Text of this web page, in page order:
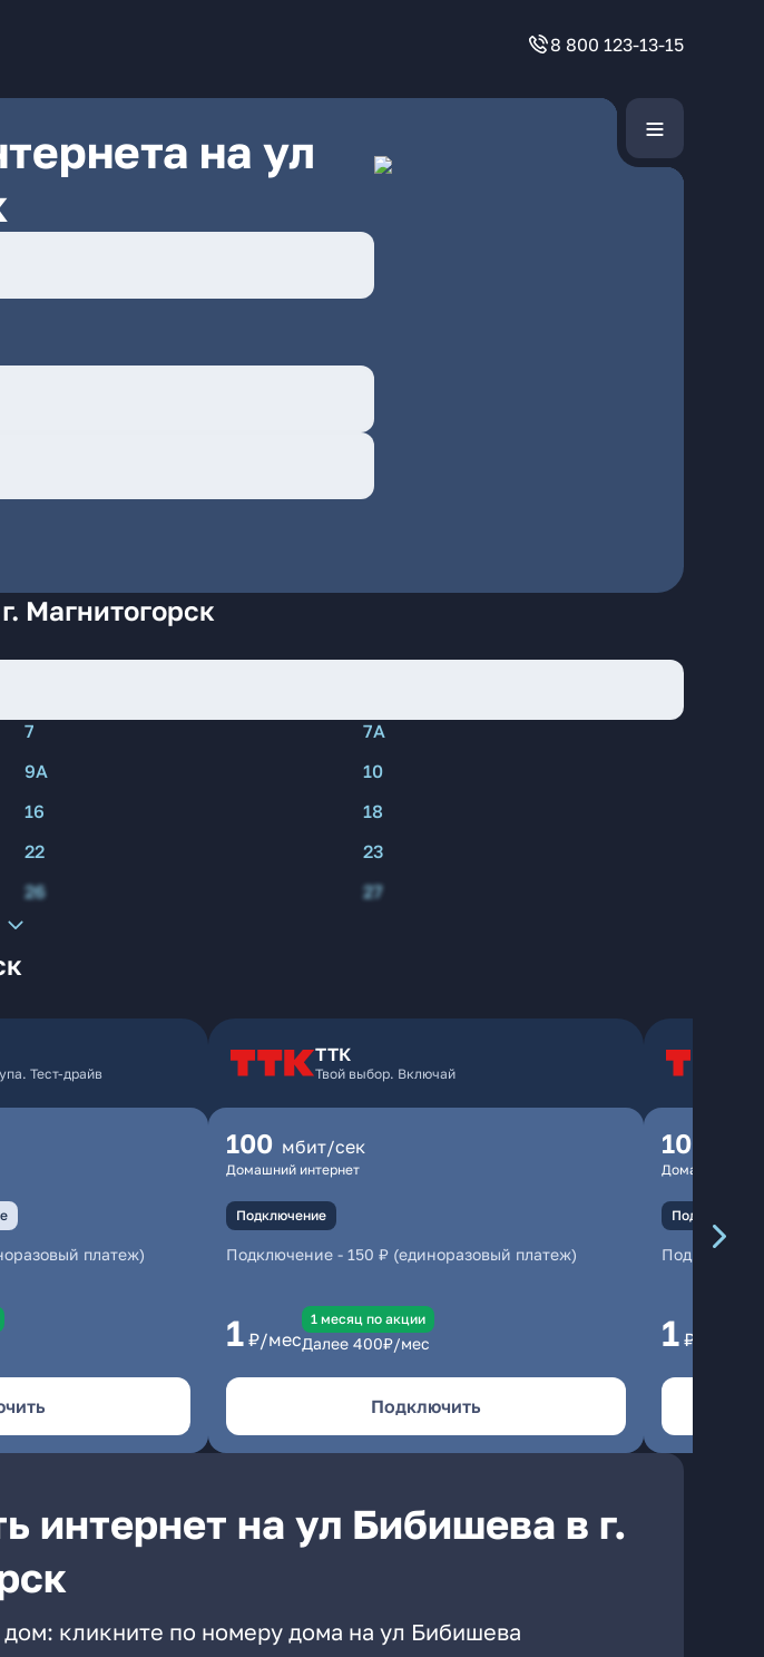
8 800 123-13-15
на ул
Магнитогорск
7
7А
9А
10
16
18
22
23
26 27
Тест-драйв
платеж)
ТТК
Твой выбор. Включай
100 мбит/сек
Домашний интернет
Подключение
Подключение - 150 ₽ (единоразовый платеж)
1 ₽/мес
1 месяц по акции
Далее 400₽/мес
Подключить
100
Домашний
Подключение
1 ₽/мес
интернет на ул Бибишева в г.
кликните по номеру дома на ул Бибишева